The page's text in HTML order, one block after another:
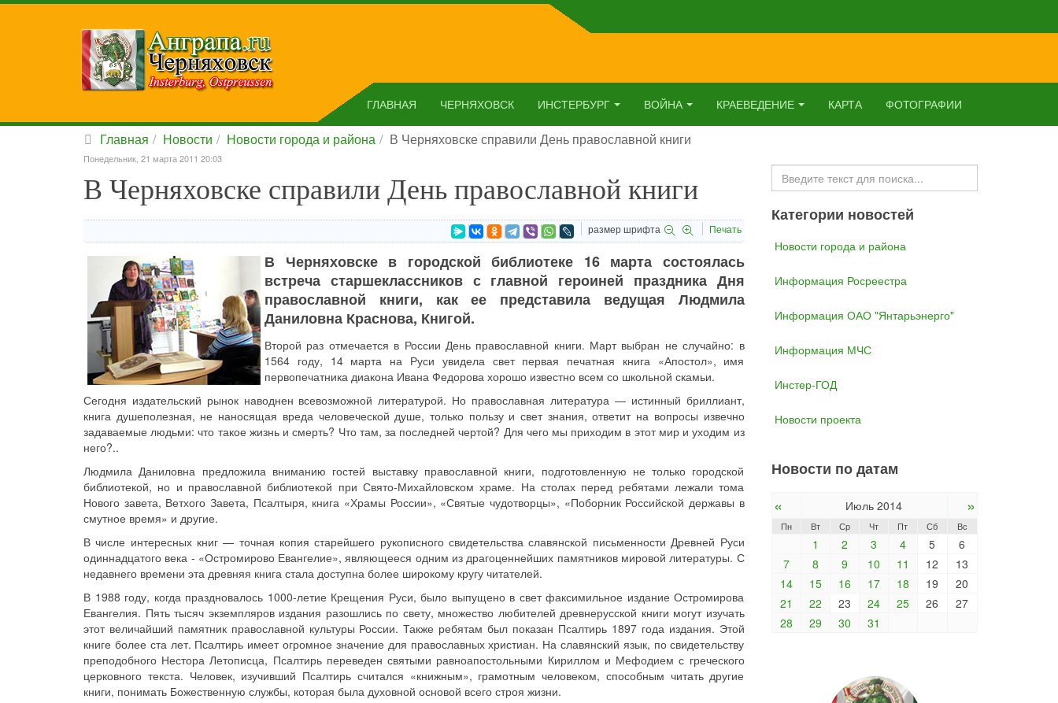
ГЛАВНАЯ ЧЕРНЯХОВСК ИНСТЕРБУРГ ВОЙНА КРАЕВЕДЕНИЕ КАРТА ФОТОГРАФИИ
Главная Новости Новости города и района В Черняховске справили День православной книги
Понедельник, 21 марта 2011 20:03
В Черняховске справили День православной книги
размер шрифта Печать
В Черняховске в городской библиотеке 16 марта состоялась
встреча старшеклассников с главной героиней праздника Дня
православной книги, как ее представила ведущая Людмила
Даниловна Краснова, Книгой.
Второй раз отмечается в России День православной книги. Март выбран не случайно: в
1564 году, 14 марта на Руси увидела свет первая печатная книга «Апостол», имя
первопечатника диакона Ивана Федорова хорошо известно всем со школьной скамьи.
Сегодня издательский рынок наводнен всевозможной литературой. Но православная литература — истинный бриллиант,
книга душеполезная, не наносящая вреда человеческой душе, только пользу и свет знания, ответит на вопросы извечно
задаваемые людьми: что такое жизнь и смерть? Что там, за последней чертой? Для чего мы приходим в этот мир и уходим из
него?..
Людмила Даниловна предложила вниманию гостей выставку православной книги, подготовленную не только городской
библиотекой, но и православной библиотекой при Свято-Михайловском храме. На столах перед ребятами лежали тома
Нового завета, Ветхого Завета, Псалтыря, книга «Храмы России», «Святые чудотворцы», «Поборник Российской державы в
смутное время» и другие.
В числе интересных книг — точная копия старейшего рукописного свидетельства славянской письменности Древней Руси
одиннадцатого века - «Остромирово Евангелие», являющееся одним из драгоценнейших памятников мировой литературы. С
недавнего времени эта древняя книга стала доступна более широкому кругу читателей.
В 1988 году, когда праздновалось 1000-летие Крещения Руси, было выпущено в свет факсимильное издание Остромирова
Евангелия. Пять тысяч экземпляров издания разошлись по свету, множество любителей древнерусской книги могут изучать
этот величайший памятник православной культуры России. Также ребятам был показан Псалтирь 1897 года издания. Этой
книге более ста лет. Псалтирь имеет огромное значение для православных христиан. На славянский язык, по свидетельству
преподобного Нестора Летописца, Псалтирь переведен святыми равноапостольными Кириллом и Мефодием с греческого
церковного текста. Человек, изучивший Псалтирь считался «книжным», грамотным человеком, способным читать другие
книги, понимать Божественную службы, которая была духовной основой всего строя жизни.
Искать...
Категории новостей
Новости города и района
Информация Росреестра
Информация ОАО "Янтарьэнерго"
Информация МЧС
Инстер-ГОД
Новости проекта
Новости по датам
« Июль 2014 »
Пн Вт Ср Чт Пт Сб Вс
1 2 3 4 5
6
7
8 9 10 11 12
13
14
15 16 17 18 19
20
21
22 23 24 25 26
27
28
29 30 31